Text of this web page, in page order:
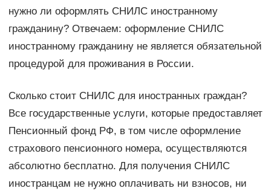
нужно ли оформлять СНИЛС иностранному
гражданину? Отвечаем: оформление СНИЛС
иностранному гражданину не является обязательной
процедурой для проживания в России.
Сколько стоит СНИЛС для иностранных граждан?
Все государственные услуги, которые предоставляет
Пенсионный фонд РФ, в том числе оформление
страхового пенсионного номера, осуществляются
абсолютно бесплатно. Для получения СНИЛС
иностранцам не нужно оплачивать ни взносов, ни